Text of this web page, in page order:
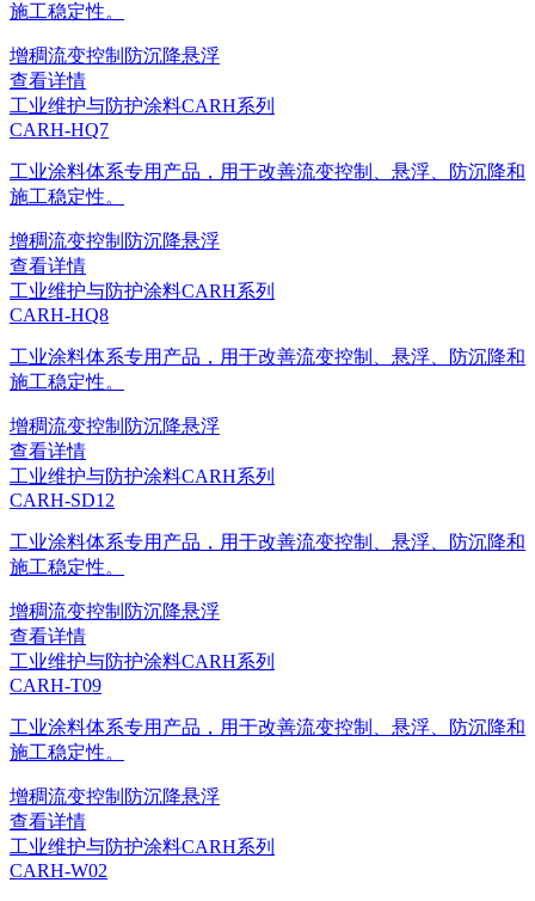
施工稳定性。
增稠流变控制 防沉降悬浮
查看详情
工业维护与防护涂料CARH系列
CARH-HQ7
工业涂料体系专用产品，用于改善流变控制、悬浮、防沉降和
施工稳定性。
增稠流变控制 防沉降悬浮
查看详情
工业维护与防护涂料CARH系列
CARH-HQ8
工业涂料体系专用产品，用于改善流变控制、悬浮、防沉降和
施工稳定性。
增稠流变控制 防沉降悬浮
查看详情
工业维护与防护涂料CARH系列
CARH-SD12
工业涂料体系专用产品，用于改善流变控制、悬浮、防沉降和
施工稳定性。
增稠流变控制 防沉降悬浮
查看详情
工业维护与防护涂料CARH系列
CARH-T09
工业涂料体系专用产品，用于改善流变控制、悬浮、防沉降和
施工稳定性。
增稠流变控制 防沉降悬浮
查看详情
工业维护与防护涂料CARH系列
CARH-W02